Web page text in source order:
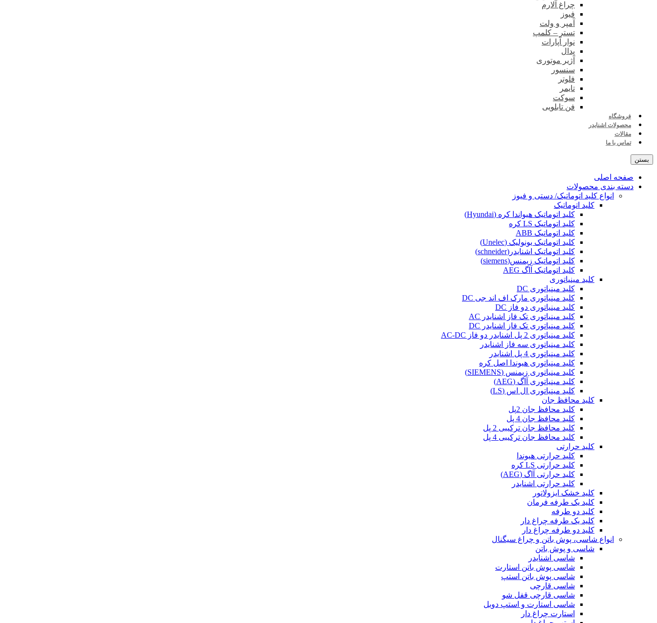
چراغ آلارم
فیوز
آمپر و ولت
تستر – کلمپ
نوار آپارات
پدال
آژیر موتوری
سنسور
فلوتر
تایمر
سوکت
فن تابلویی
فروشگاه
محصولات اشنایدر
مقالات
تماس با ما
بستن
صفحه اصلی
دسته بندی محصولات
انواع کلید اتوماتیک/ دستی و فیوز
کلید اتوماتیک
کلید اتوماتیک هیواندا کره (Hyundai)
کلید اتوماتیک LS کره
کلید اتوماتیک ABB
کلید اتوماتیک یونولیک (Unelec)
کلید اتوماتیک اشنایدر(schneider)
کلید اتوماتیک زیمنس(siemens)
کلید اتوماتیک آاگ AEG
کلید مینیاتوری
کلید مینیاتوری DC
کلید مینیاتوری مارک اف اند جی DC
کلید مینیاتوری دو فاز DC
کلید مینیاتوری تک فاز اشنایدر AC
کلید مینیاتوری تک فاز اشنایدر DC
کلید مینیاتوری 2 پل اشنایدر دو فاز AC-DC
کلید مینیاتوری سه فاز اشنایدر
کلید مینیاتوری 4 پل اشنایدر
کلید مینیاتوری هیوندا اصل کره
کلید مینیاتوری زیمنس (SIEMENS)
کلید مینیاتوری آاگ (AEG)
کلید مینیاتوری ال اس (LS)
کلید محافظ جان
کلید محافظ جان 2پل
کلید محافظ جان 4 پل
کلید محافظ جان ترکیبی 2 پل
کلید محافظ جان ترکیبی 4 پل
کلید حرارتی
کلید حرارتی هیوندا
کلید حرارتی LS کره
کلید حرارتی آاگ (AEG)
کلید حرارتی اشنایدر
کلید خشک ایزولاتور
کلید یک طرفه فرمان
کلید دو طرفه
کلید یک طرفه چراغ دار
کلید دو طرفه چراغ دار
انواع شاسی، پوش باتن و چراغ سیگنال
شاسی و پوش باتن
شاسی اشنایدر
شاسی پوش باتن استارت
شاسی پوش باتن استپ
شاسی قارچی
شاسی قارچی قفل شو
شاسی استارت و استپ دوبل
استارت چراغ دار